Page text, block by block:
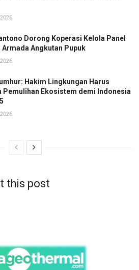
2026
Dorong Koperasi Kelola Panel
Armada Angkutan Pupuk
2026
Hakim Lingkungan Harus
Pemulihan Ekosistem demi Indonesia
2026
this post